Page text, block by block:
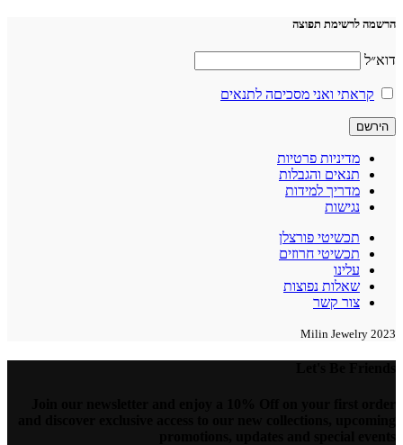
הרשמה לרשימת תפוצה
דוא״ל
קראתי ואני מסכיםה לתנאים
מדיניות פרטיות
תנאים והגבלות
מדריך למידות
נגישות
תכשיטי פורצלן
תכשיטי חרוזים
עלינו
שאלות נפוצות
צור קשר
2023 Milin Jewelry